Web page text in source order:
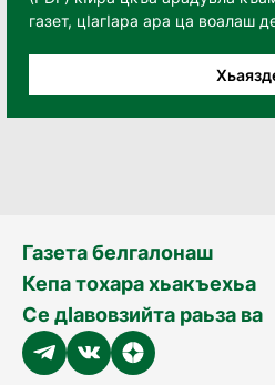
газет, цӀагӀара ара ца воалаш
Газета белгалонаш
Кепа тохара хьакъехьа
Се дӀавовзийта раьза ва